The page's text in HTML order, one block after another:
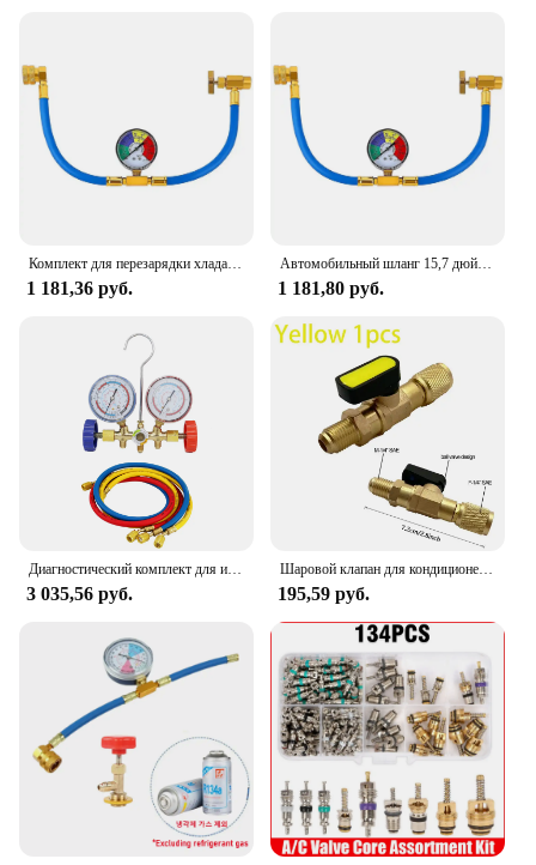
Комплект для перезарядки хладагента переменного тока R134A 134A, герметик для автомобильного кондиционирования, заполняющий наполнитель, датчики зарядки Con R12, шланг для газа 30L N9T1
1 181,36 руб.
Автомобильный шланг 15,7 дюйма R134A A/C для заправки хладагента с манометром, автомобильный Кондиционер, резиновый шланг для заполнения
1 181,80 руб.
Диагностический комплект для измерения фреона переменного тока с разъемом
3 035,56 руб.
Шаровой клапан для кондиционера хладагента 1/4 дюйма, прямой запорный клапан SAE для R134A R410A R22 R12, шланги для зарядки, хладагент переменного тока
195,59 руб.